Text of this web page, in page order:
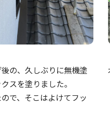
の、久しぶりに無機塗
スを塗りました。
で、そこはよけてフッ